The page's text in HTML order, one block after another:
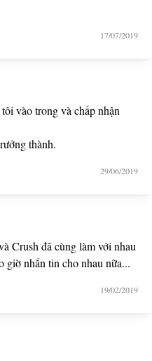
17/07/2019
vào trong và chấp nhận
thành.
29/06/2019
Crush đã cùng làm với nhau
giờ nhắn tin cho nhau nữa...
19/02/2019